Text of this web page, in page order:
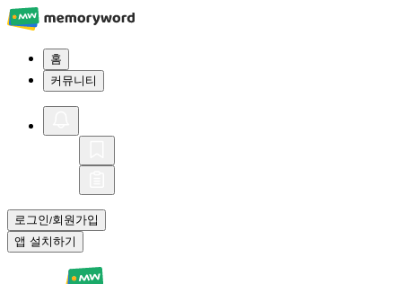
홈
커뮤니티
로그인/회원가입
앱 설치하기